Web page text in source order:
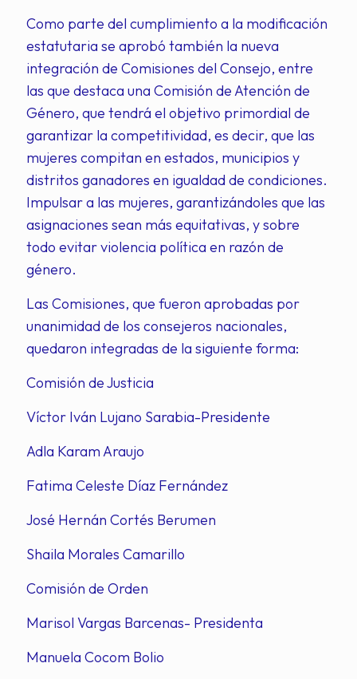
Como parte del cumplimiento a la modificación
estatutaria se aprobó también la nueva
integración de Comisiones del Consejo, entre
las que destaca una Comisión de Atención de
Género, que tendrá el objetivo primordial de
garantizar la competitividad, es decir, que las
mujeres compitan en estados, municipios y
distritos ganadores en igualdad de condiciones.
Impulsar a las mujeres, garantizándoles que las
asignaciones sean más equitativas, y sobre
todo evitar violencia política en razón de
género.
Las Comisiones, que fueron aprobadas por
unanimidad de los consejeros nacionales,
quedaron integradas de la siguiente forma:
Comisión de Justicia
Víctor Iván Lujano Sarabia-Presidente
Adla Karam Araujo
Fatima Celeste Díaz Fernández
José Hernán Cortés Berumen
Shaila Morales Camarillo
Comisión de Orden
Marisol Vargas Barcenas- Presidenta
Manuela Cocom Bolio